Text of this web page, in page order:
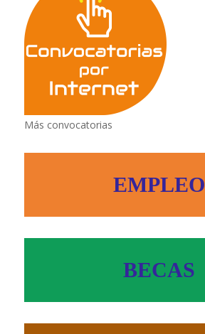
Más convocatorias
EMPLEO
BECAS